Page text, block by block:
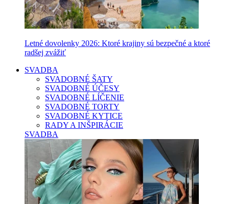
Letné dovolenky 2026: Ktoré krajiny sú bezpečné a ktoré
radšej zvážiť
SVADBA
SVADOBNÉ ŠATY
SVADOBNÉ ÚČESY
SVADOBNÉ LÍČENIE
SVADOBNÉ TORTY
SVADOBNÉ KYTICE
RADY A INŠPIRÁCIE
SVADBA